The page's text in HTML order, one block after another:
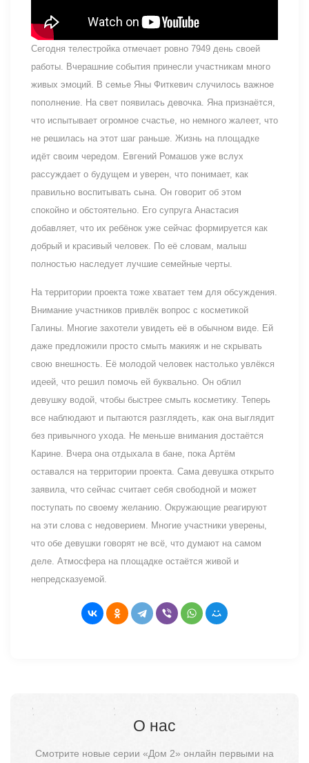
Сегодня телестройка отмечает ровно 7949 день своей
работы. Вчерашние события принесли участникам много
живых эмоций. В семье Яны Фиткевич случилось важное
пополнение. На свет появилась девочка. Яна признаётся,
что испытывает огромное счастье, но немного жалеет, что
не решилась на этот шаг раньше. Жизнь на площадке
идёт своим чередом. Евгений Ромашов уже вслух
рассуждает о будущем и уверен, что понимает, как
правильно воспитывать сына. Он говорит об этом
спокойно и обстоятельно. Его супруга Анастасия
добавляет, что их ребёнок уже сейчас формируется как
добрый и красивый человек. По её словам, малыш
полностью наследует лучшие семейные черты.
На территории проекта тоже хватает тем для обсуждения.
Внимание участников привлёк вопрос с косметикой
Галины. Многие захотели увидеть её в обычном виде. Ей
даже предложили просто смыть макияж и не скрывать
свою внешность. Её молодой человек настолько увлёкся
идеей, что решил помочь ей буквально. Он облил
девушку водой, чтобы быстрее смыть косметику. Теперь
все наблюдают и пытаются разглядеть, как она выглядит
без привычного ухода. Не меньше внимания достаётся
Карине. Вчера она отдыхала в бане, пока Артём
оставался на территории проекта. Сама девушка открыто
заявила, что сейчас считает себя свободной и может
поступать по своему желанию. Окружающие реагируют
на эти слова с недоверием. Многие участники уверены,
что обе девушки говорят не всё, что думают на самом
деле. Атмосфера на площадке остаётся живой и
непредсказуемой.
О нас
Смотрите новые серии «Дом 2» онлайн первыми на